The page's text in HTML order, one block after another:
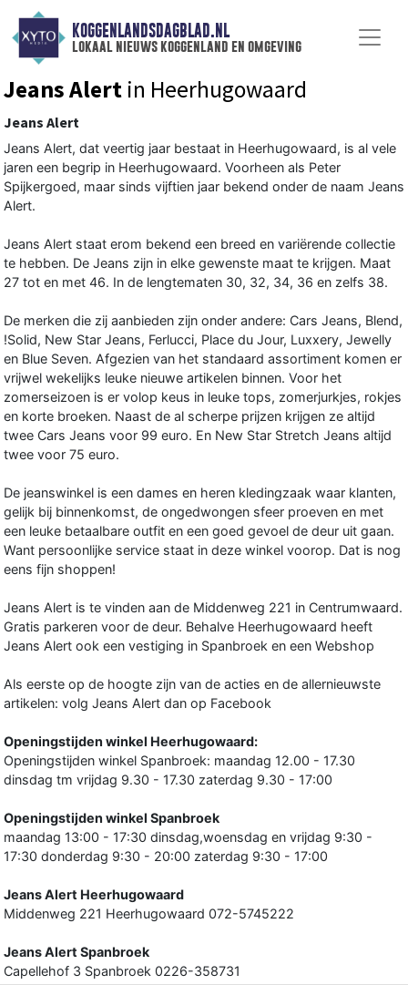
KOGGENLANDSDAGBLAD.NL
lokaal nieuws koggenland en omgeving
Jeans Alert in Heerhugowaard
Jeans Alert
Jeans Alert, dat veertig jaar bestaat in Heerhugowaard, is al vele
jaren een begrip in Heerhugowaard. Voorheen als Peter
Spijkergoed, maar sinds vijftien jaar bekend onder de naam Jeans
Alert.
Jeans Alert staat erom bekend een breed en variërende collectie
te hebben. De Jeans zijn in elke gewenste maat te krijgen. Maat
27 tot en met 46. In de lengtematen 30, 32, 34, 36 en zelfs 38.
De merken die zij aanbieden zijn onder andere: Cars Jeans, Blend,
!Solid, New Star Jeans, Ferlucci, Place du Jour, Luxxery, Jewelly
en Blue Seven. Afgezien van het standaard assortiment komen er
vrijwel wekelijks leuke nieuwe artikelen binnen. Voor het
zomerseizoen is er volop keus in leuke tops, zomerjurkjes, rokjes
en korte broeken. Naast de al scherpe prijzen krijgen ze altijd
twee Cars Jeans voor 99 euro. En New Star Stretch Jeans altijd
twee voor 75 euro.
De jeanswinkel is een dames en heren kledingzaak waar klanten,
gelijk bij binnenkomst, de ongedwongen sfeer proeven en met
een leuke betaalbare outfit en een goed gevoel de deur uit gaan.
Want persoonlijke service staat in deze winkel voorop. Dat is nog
eens fijn shoppen!
Jeans Alert is te vinden aan de Middenweg 221 in Centrumwaard.
Gratis parkeren voor de deur. Behalve Heerhugowaard heeft
Jeans Alert ook een vestiging in Spanbroek en een Webshop
Als eerste op de hoogte zijn van de acties en de allernieuwste
artikelen: volg Jeans Alert dan op Facebook
Openingstijden winkel Heerhugowaard:
Openingstijden winkel Spanbroek: maandag 12.00 - 17.30
dinsdag tm vrijdag 9.30 - 17.30 zaterdag 9.30 - 17:00
Openingstijden winkel Spanbroek
maandag 13:00 - 17:30 dinsdag,woensdag en vrijdag 9:30 -
17:30 donderdag 9:30 - 20:00 zaterdag 9:30 - 17:00
Jeans Alert Heerhugowaard
Middenweg 221 Heerhugowaard 072-5745222
Jeans Alert Spanbroek
Capellehof 3 Spanbroek 0226-358731